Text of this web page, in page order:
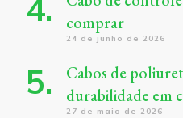
comprar
24 de junho de 2026
Cabos de
durabilidade em
27 de maio de 2026